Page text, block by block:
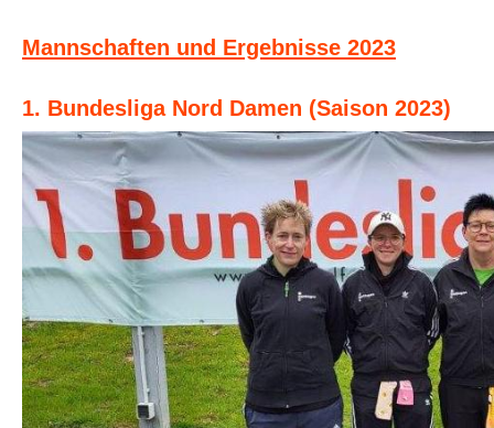
Mannschaften und Ergebnisse 2023
1. Bundesliga Nord Damen (Saison 2023)